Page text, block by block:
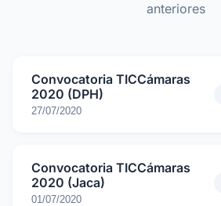
anteriores
Convocatoria TICCámaras
2020 (DPH)
27/07/2020
Convocatoria TICCámaras
2020 (Jaca)
01/07/2020